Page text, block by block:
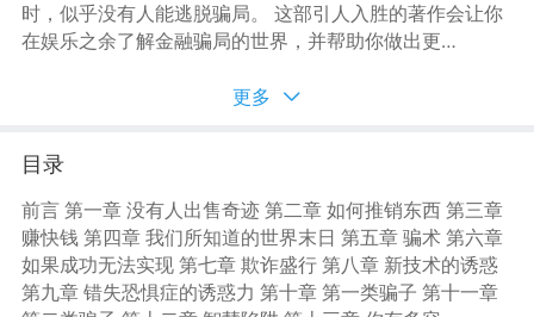
时，似乎没有人能逃脱骗局。 这部引人入胜的著作会让你
在娱乐之余了解金融骗局的世界，并帮助你做出更好的决
商业、资金管理和投资的经验教训，并促使人们思考：为
子取得了成功？为什么保住财富往往比致富更难？ 本书不
仅讲述了这些真实诈骗案例是如何实施的，而且讨论了从
这些骗局中可以学到什么，并告诉你哪些事情是不应该做
的。金融欺诈永远不会消失。只要有金钱存在，就会有人
试图骗走你的钱财，而这本书就是要帮助你避免成为受害
者。
更多
目录
前言 第一章 没有人出售奇迹 第二章 如何推销东西 第三章
赚快钱 第四章 我们所知道的世界末日 第五章 骗术 第六章
如果成功无法实现 第七章 欺诈盛行 第八章 新技术的诱惑
第九章 错失恐惧症的诱惑力 第十章 第一类骗子 第十一章